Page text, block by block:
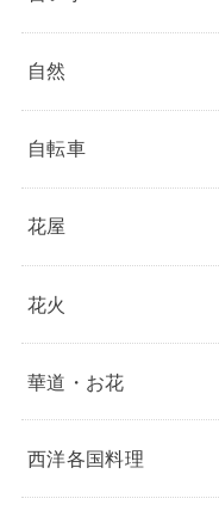
自然
自転車
花屋
花火
華道・お花
西洋各国料理